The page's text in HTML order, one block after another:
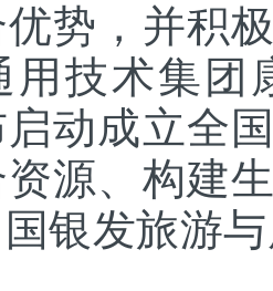
势，并积
用技术集团
动成立全
源、构建
银发旅游